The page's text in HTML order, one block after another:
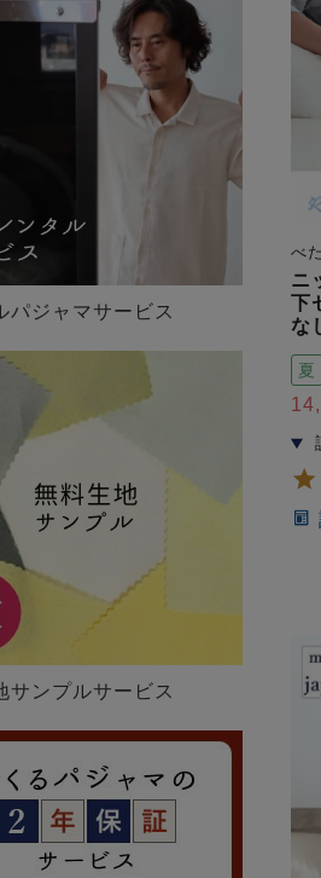
パジャマサービス
サンプルサービス
べ
ニ
下
な
夏